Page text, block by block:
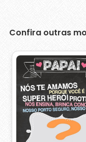
Confira outras